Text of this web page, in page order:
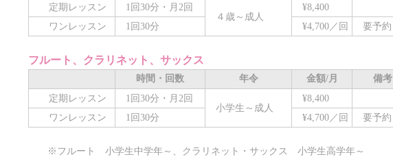
定期レッスン
1回30分・月2回
４歳～成人
¥8,400
ワンレッスン
1回30分 ¥4,700／回 要予約
フルート、クラリネット、サックス
時間・回数 年令 金額/月
備考
定期レッスン
1回30分・月2回
小学生～成人
¥8,400
ワンレッスン
1回30分 ¥4,700／回 要予約
※フルート 小学生中学年～、クラリネット・サックス 小学生高学年～